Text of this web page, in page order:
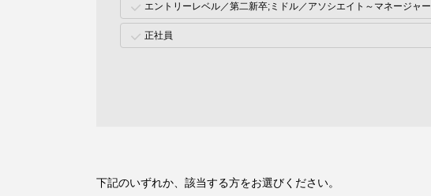
エントリーレベル／第二新卒;ミドル／アソシエイト～マネージャー
正社員
下記のいずれか、該当する方をお選びください。